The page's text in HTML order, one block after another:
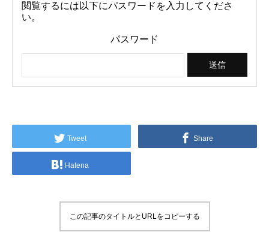
閲覧するには以下にパスワードを入力してくださ
い。
パスワード
Tweet Share
Hatena
この記事のタイトルとURLをコピーする